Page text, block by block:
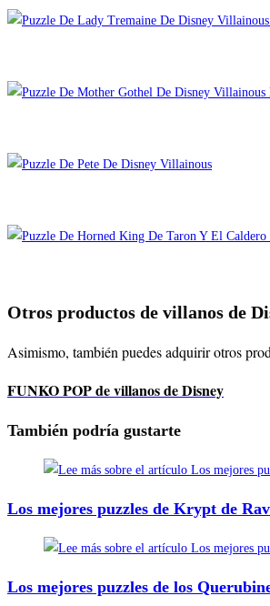
Otros productos de villanos de
Asimismo, también puedes adquirir otros
FUNKO POP de villanos de Disney
También podría gustarte
Los mejores puzzles de Krypt de
Los mejores puzzles de los